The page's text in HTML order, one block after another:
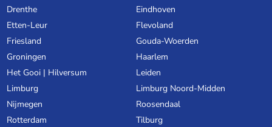
Drenthe
Eindhoven
Etten-Leur
Flevoland
Friesland
Gouda-Woerden
Groningen
Haarlem
Het Gooi | Hilversum
Leiden
Limburg
Limburg Noord-Midden
Nijmegen
Roosendaal
Rotterdam
Tilburg